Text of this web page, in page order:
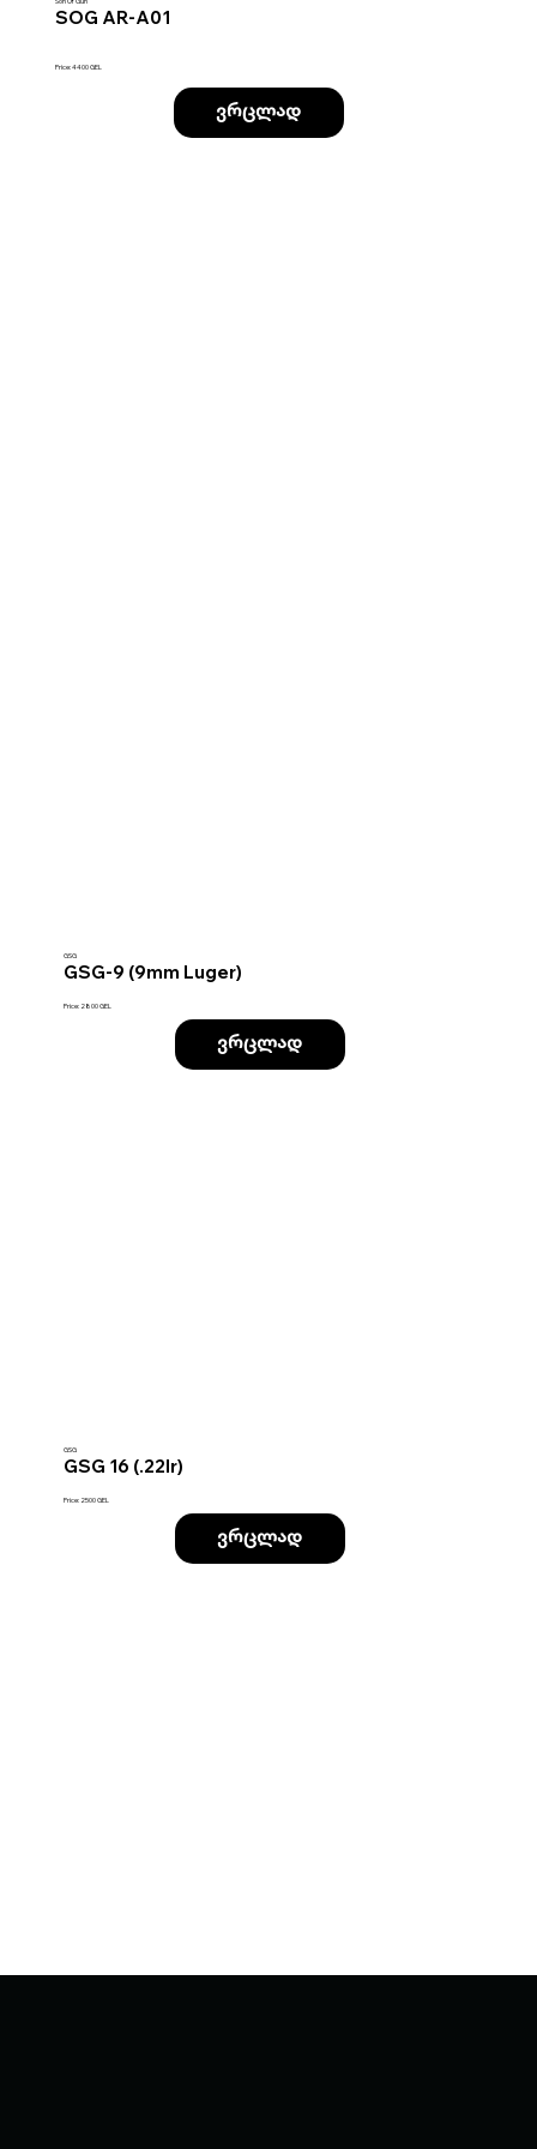
SOG AR-A01
Price: 4400 GEL
ვრცლად
GSG
GSG-9 (9mm Luger)
Price: 2800 GEL
ვრცლად
GSG
GSG 16 (.22lr)
Price: 2500 GEL
ვრცლად